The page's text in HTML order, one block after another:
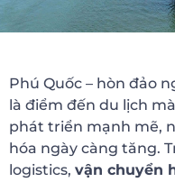
Phú Quốc – hòn đảo
là điểm đến du lịch
phát triển mạnh mẽ,
hóa ngày càng tăng.
logistics, vận chuyển